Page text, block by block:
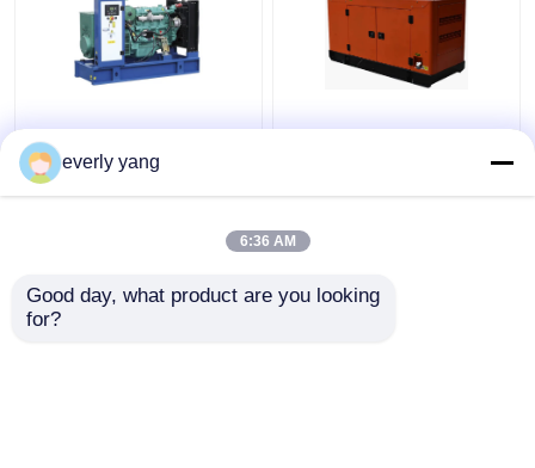
10KW-360KW Ricardo
Engine Generator
50/60HZ a adapté
everly yang
6:36 AM
Good day, what product are you looking
for?